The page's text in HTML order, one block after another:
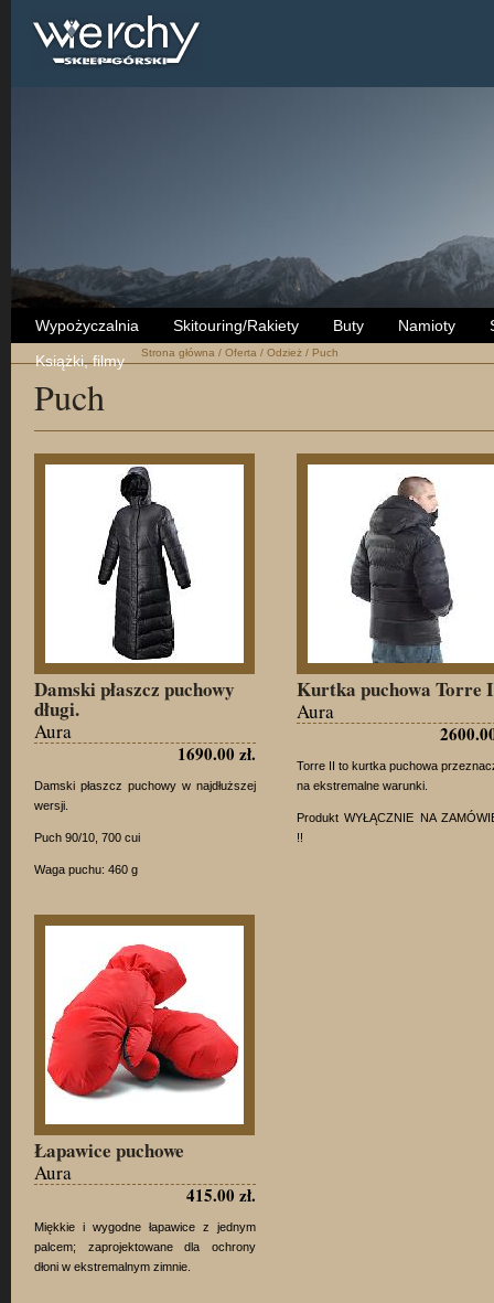
Wypożyczalnia Skitouring/Rakiety Buty Namioty
Książki, filmy
Strona główna / Oferta / Odzież / Puch
Puch
Damski płaszcz puchowy
długi.
Aura
1690.00 zł.
Damski płaszcz puchowy w najdłuższej
wersji.
Puch 90/10, 700 cui
Waga puchu: 460 g
Kurtka puchowa Torre
Aura
Torre II to kurtka puchowa
na ekstremalne warunki.
Produkt WYŁĄCZNIE NA
!!
Łapawice puchowe
Aura
415.00 zł.
Miękkie i wygodne łapawice z jednym
palcem; zaprojektowane dla ochrony
dłoni w ekstremalnym zimnie.